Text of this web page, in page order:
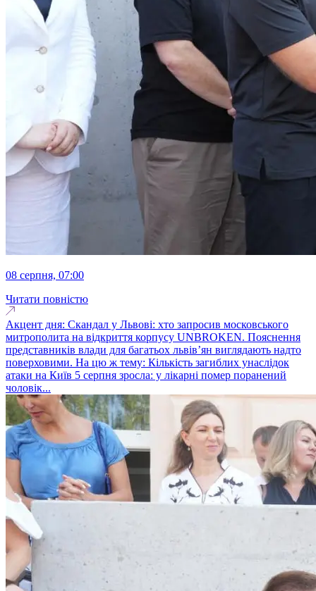
08 серпня, 07:00
Читати повністю
Акцент дня: Скандал у Львові: хто запросив московського
митрополита на відкриття корпусу UNBROKEN. Пояснення
представників влади для багатьох львів’ян виглядають надто
поверховими. На цю ж тему: Кількість загиблих унаслідок
атаки на Київ 5 серпня зросла: у лікарні помер поранений
чоловік...